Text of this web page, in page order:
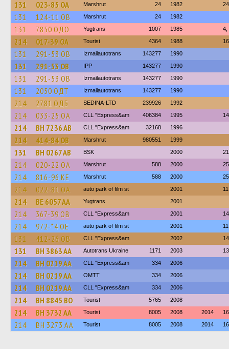
131 023-85 ОА Marshrut 24 1982
131 124-11 ОВ Marshrut 24 1982
131 7850 ОДО Yugtrans 1007 1985 4,
214 017-39 ОА Tourist 4364 1988
131 291-53 ОВ Izmailautotrans 143277 1990
131 291-53 ОВ IPP 143277 1990
131 291-53 ОВ Izmailautotrans 143277 1990
131 2050 ОДТ Izmailautotrans 143277 1990
214 2781 ОДБ SEDINA-LTD 239926 1992
214 033-25 ОА CLL "Express&am 406384 1995
214 BH 7236 AB CLL "Express&am 32168 1996
214 414-84 ОВ Marshrut 980551 1999
131 BH 0267 AB BSK 2000
214 020-22 ОА Marshrut 588 2000
214 816-96 КЕ Marshrut 588 2000
214 022-81 ОА auto park of film st 2001
214 BE 6057 AA Yugtrans 2001
214 367-39 ОВ CLL "Express&am 2001
214 972-*4 ОЕ auto park of film st 2001
131 412-26 ОВ CLL "Express&am 2002
131 BH 3863 AA Autotrans Ukraine 1171 2003
214 BH 0219 AA CLL "Express&am 334 2006
214 BH 0219 AA OMTT 334 2006
214 BH 0219 AA CLL "Express&am 334 2006
214 BH 8845 BO Tourist 5765 2008
214 BH 3732 AA Tourist 8005 2008 2014
214 BH 3273 AA Tourist 8005 2008 2014